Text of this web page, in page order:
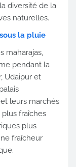
diversité de la
naturelles.
la pluie
maharajas,
pendant la
Udaipur et
leurs marchés
fraîches
plus
fraîcheur